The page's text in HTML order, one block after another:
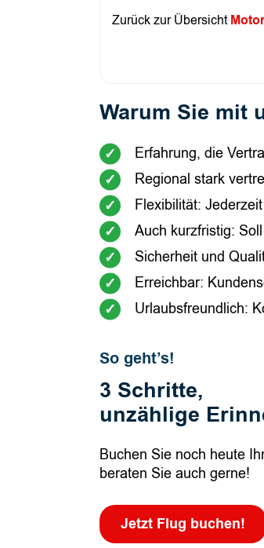
Zurück zur Übersicht
Warum Sie mit
Erfahrung, die
Regional stark
Flexibilität:
Auch kurzfristig:
Sicherheit und
Erreichbar:
Urlaubsfreundlich:
So geht’s!
3 Schritte,
unzählige
Buchen Sie noch heute
beraten Sie auch gerne!
Jetzt Flug buchen!